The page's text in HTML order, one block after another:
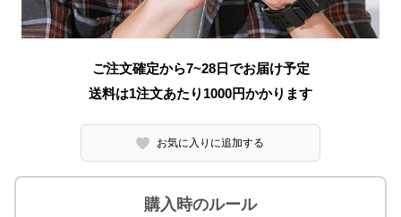
ご注文確定から7~28日でお届け予定
送料は1注文あたり 1000円かかります
お気に入りに追加する
購入時のルール